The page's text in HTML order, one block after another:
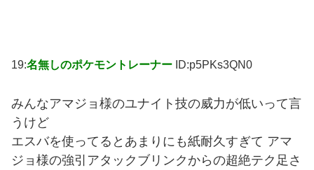
19:名無しのポケモントレーナー ID:p5PKs3QN0
みんなアマジョ様のユナイト技の威力が低いって言
うけど
エスバを使ってるとあまりにも紙耐久すぎて アマ
ジョ様の強引アタックブリンクからの超絶テク足さ